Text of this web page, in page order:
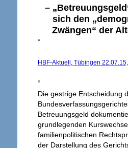
–
sich den
Zwängen“ der
°
HBF-Aktuell, Tübingen
°
Die gestrige Entscheidung
Betreuungsgeld
grundlegenden
familienpolitischen
der Darstellung des